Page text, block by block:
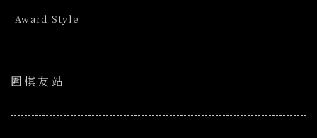
Award Style
圍棋友站